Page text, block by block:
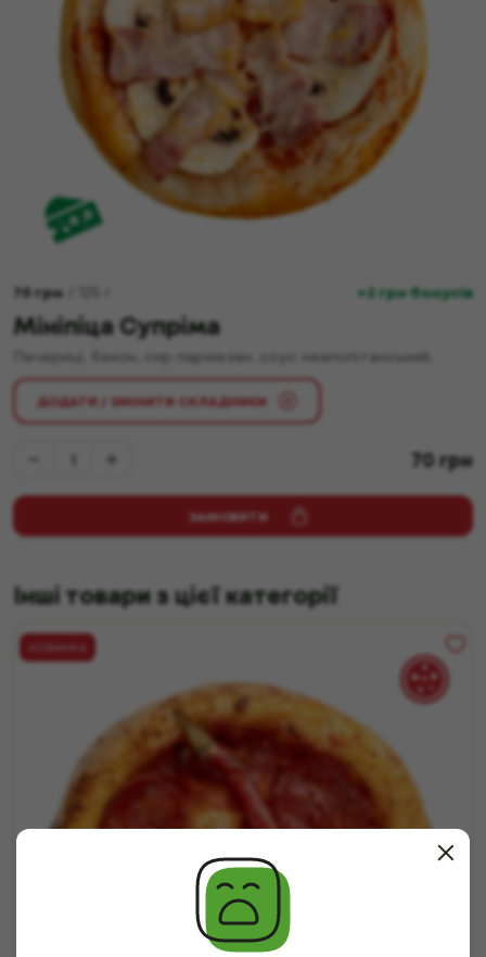
70грн +2 грн бонусів
Мініпіца Супріма
Печериці, бекон, сир пармезан, соус неаполітанський.
ДОДАТИ / ЗМІНИТИ СКЛАДНИКИ
70грн
ЗАМОВИТИ
Інші товари з цієї категорії